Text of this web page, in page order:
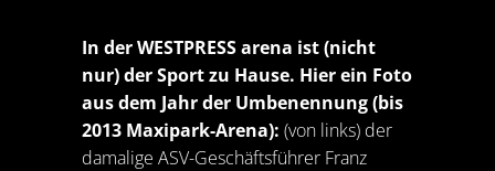
In der WESTPRESS arena ist (nicht
nur) der Sport zu Hause. Hier ein Foto
aus dem Jahr der Umbenennung (bis
2013 Maxipark-Arena): (von links) der
damalige ASV-Geschäftsführer Franz